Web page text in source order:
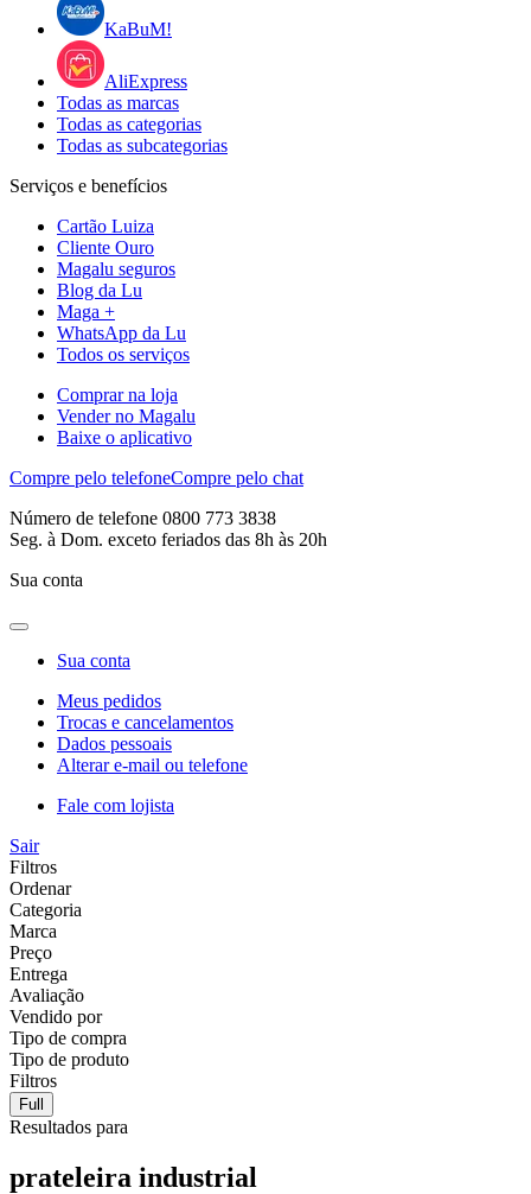
KaBuM!
AliExpress
Todas as marcas
Todas as categorias
Todas as subcategorias
Serviços e benefícios
Cartão Luiza
Cliente Ouro
Magalu seguros
Blog da Lu
Maga +
WhatsApp da Lu
Todos os serviços
Comprar na loja
Vender no Magalu
Baixe o aplicativo
Compre pelo telefoneCompre pelo chat
Número de telefone 0800 773 3838
Seg. à Dom. exceto feriados das 8h às 20h
Sua conta
Sua conta
Meus pedidos
Trocas e cancelamentos
Dados pessoais
Alterar e-mail ou telefone
Fale com lojista
Sair
Filtros
Ordenar
Categoria
Marca
Preço
Entrega
Avaliação
Vendido por
Tipo de compra
Tipo de produto
Filtros
Full
Resultados para
prateleira industrial